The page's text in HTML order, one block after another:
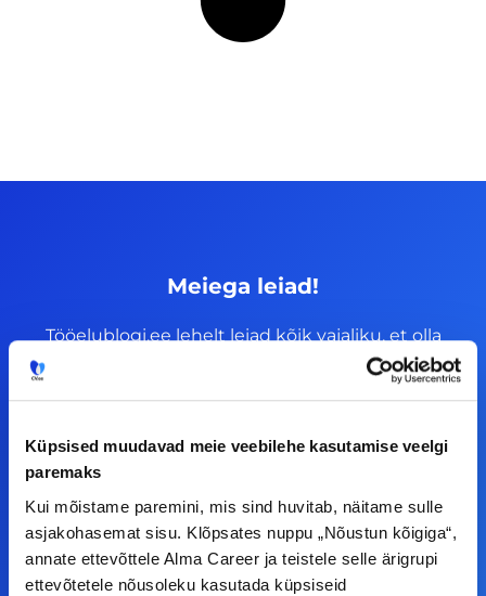
Küpsised muudavad meie veebilehe kasutamise veelgi
paremaks
Kui mõistame paremini, mis sind huvitab, näitame sulle
asjakohasemat sisu. Klõpsates nuppu „Nõustun kõigiga“,
annate ettevõttele Alma Career ja teistele selle ärigrupi
ettevõtetele nõusoleku kasutada küpsiseid
Meiega leiad!
Tööelublogi.ee lehelt leiad kõik vajaliku, et olla
kursis tööturu uudistega. Kui sul on
F
a
c
I
n
s
L
i
n
Y
o
u
© Alma Career Estonia OÜ